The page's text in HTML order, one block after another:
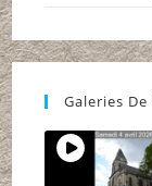
Galeries